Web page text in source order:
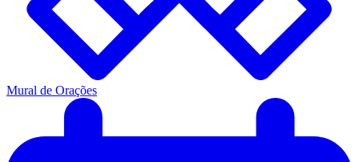
Mural de Orações